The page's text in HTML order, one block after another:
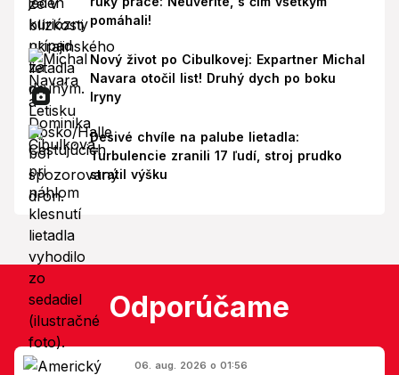
pomáhali!
Nový život po Cibulkovej: Expartner Michal
Navara otočil list! Druhý dych po boku
Iryny
Desivé chvíle na palube lietadla:
Turbulencie zranili 17 ľudí, stroj prudko
stratil výšku
Odporúčame
06. aug. 2026 o 01:56